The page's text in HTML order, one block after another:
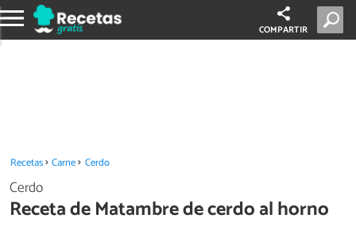
COMPARTIR
Recetas Carne Cerdo
Cerdo
Receta de Matambre de cerdo al horno